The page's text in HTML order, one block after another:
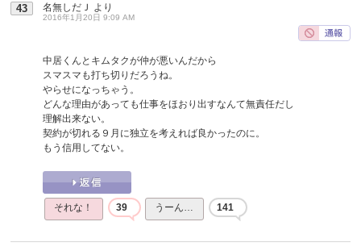
43 名無しだＪ より
2016年1月20日 9:09 AM
中居くんとキムタクが仲が悪いんだから
スマスマも打ち切りだろうね。
やらせになっちゃう。
どんな理由があっても仕事をほおり出すなんて無責任だし
理解出来ない。
契約が切れる９月に独立を考えれば良かったのに。
もう信用してない。
それな！ 39 うーん… 141